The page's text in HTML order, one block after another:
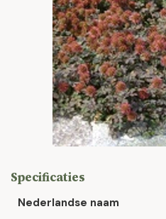
Specificaties
Nederlandse naam